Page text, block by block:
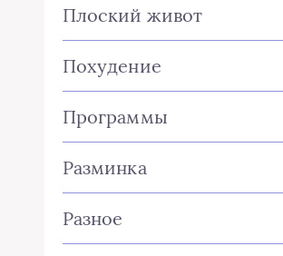
Плоский живот
Похудение
Программы
Разминка
Разное